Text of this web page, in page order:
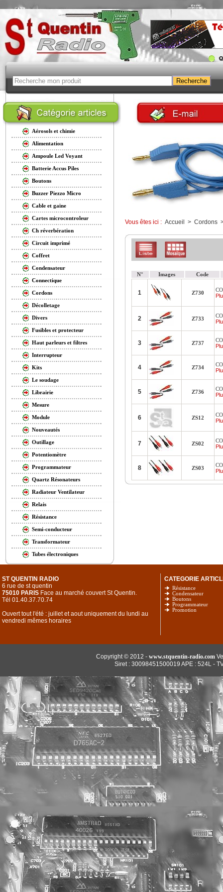
Aérosols et chimie
Alimentation
Ampoule Led Voyant
Batterie Accus Piles
Boutons
Buzzer Piezzo Micro
Cable et gaine
Cartes microcontroleur
Ch réverbération
Circuit imprimé
Coffret
Condensateur
Connectique
Cordons
Décolletage
Divers
Fusibles et protecteur
Haut parleurs et filtres
Interrupteur
Kits
Le soudage
Librairie
Mesure
Module
Nouveautés
Outillage
Potentiomètre
Programmateur
Quartz Résonateurs
Radiateur Ventilateur
Relais
Résistance
Semi-conducteur
Transformateur
Tubes électroniques
Vous êtes ici : Accueil > Cordons
N° Images Code
1 Z730
2 Z733
3 Z737
4 Z734
5 Z736
6 ZS12
7 ZS02
8 ZS03
ST QUENTIN RADIO
6 rue de st quentin
75010 PARIS Face au marché couvert St Quentin.
Tél 01.40.37.70.74
Ouvert tout l'été : juillet et aout uniquement du lundi au
vendredi mêmes horaires
CATEGORIE
Résistance
Condensateur
Boutons
Programmateur
Promotion
Copyright © 2012 - www.stquentin-radio.com
Siret : 30098451500019 APE : 524L -